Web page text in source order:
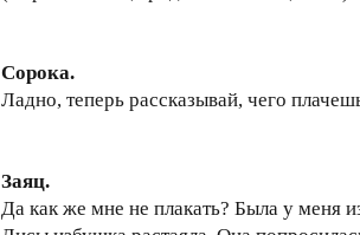
Сорока.
Ладно, теперь рассказывай, чего
Заяц.
Да как же мне не плакать? Была у меня